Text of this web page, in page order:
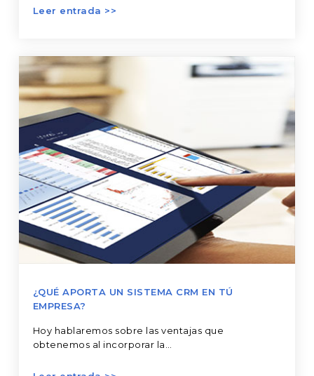
¿Qué
aporta
un
sistema
CRM
empresa?
¿QUÉ APORTA UN SISTEMA CRM EN TÚ
EMPRESA?
Hoy hablaremos sobre las ventajas que
obtenemos al incorporar la…